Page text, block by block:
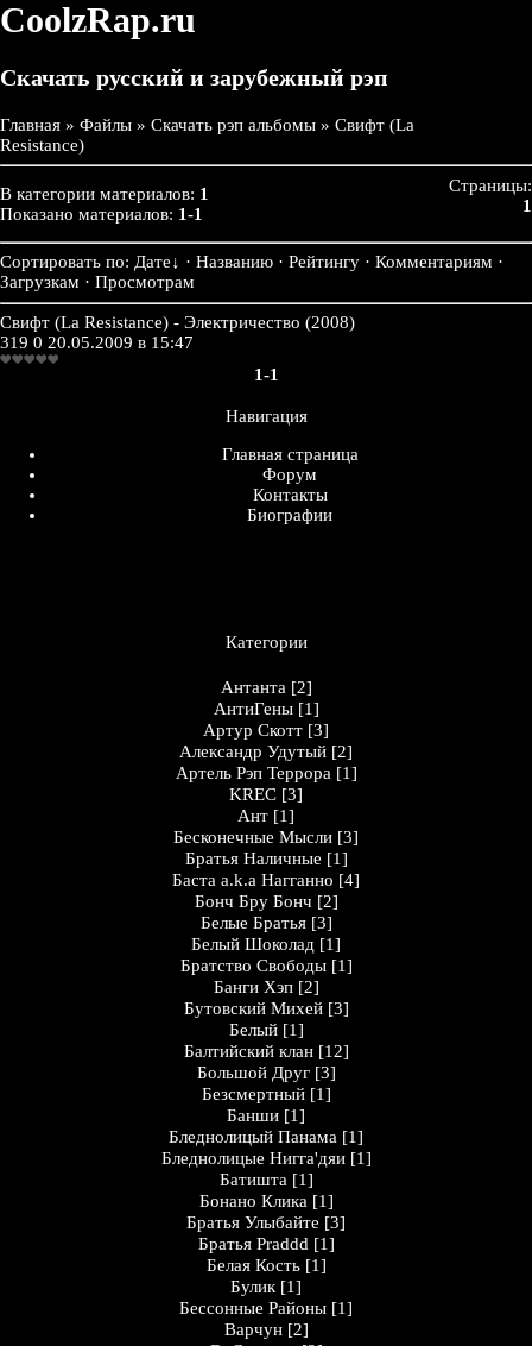
CoolzRap.ru
Скачать русский и зарубежный рэп
Главная » Файлы » Скачать рэп альбомы » Свифт (La
Resistance)
В категории материалов: 1
Показано материалов: 1-1
Страницы:
1
Сортировать по: Дате↓ · Названию · Рейтингу · Комментариям ·
Загрузкам · Просмотрам
Свифт (La Resistance) - Электричество (2008)
319 0 20.05.2009 в 15:47
1-1
Навигация
Главная страница
Форум
Контакты
Биографии
Категории
Антанта [2]
АнтиГены [1]
Артур Скотт [3]
Александр Удутый [2]
Артель Рэп Террора [1]
KREC [3]
Ант [1]
Бесконечные Мысли [3]
Братья Наличные [1]
Баста a.k.a Нагганно [4]
Бонч Бру Бонч [2]
Белые Братья [3]
Белый Шоколад [1]
Братство Свободы [1]
Банги Хэп [2]
Бутовский Михей [3]
Белый [1]
Балтийский клан [12]
Большой Друг [3]
Безсмертный [1]
Банши [1]
Бледнолицый Панама [1]
Бледнолицые Нигга'дяи [1]
Батишта [1]
Бонано Клика [1]
Братья Улыбайте [3]
Братья Praddd [1]
Белая Кость [1]
Булик [1]
Бессонные Районы [1]
Варчун [2]